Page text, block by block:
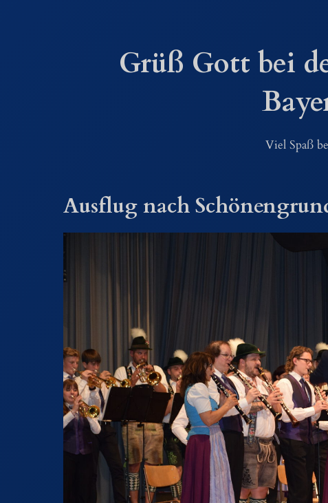
Grüß Gott bei
Viel Spaß
Ausflug nach